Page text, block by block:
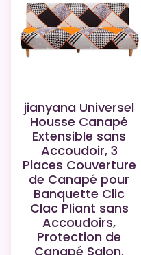
jianyana Universel
Housse Canapé
Extensible sans
Accoudoir, 3
Places Couverture
de Canapé pour
Banquette Clic
Clac Pliant sans
Accoudoirs,
Protection de
Canapé Salon,